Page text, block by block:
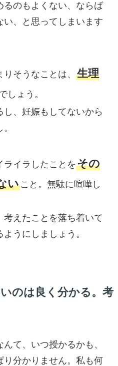
るのもよくない、ならば
い、と思ってしまいます
りそうなことは、生理
しょう。
、妊娠もしてないから
ライラしたことをその
いこと。無駄に喧嘩し
考えたことを落ち着いて
うにしましょう。
のは良く分かる。考
て、いつ授かるかも、
り分かりません。私も何